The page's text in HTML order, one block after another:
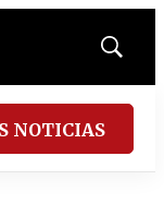
Mostrar
NOTICIAS